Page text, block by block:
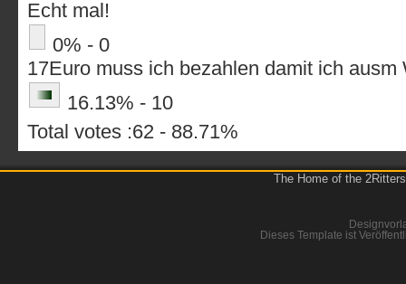
Echt mal!
0% - 0
17Euro muss ich bezahlen damit ich ausm
16.13% - 10
Total votes :62 - 88.71%
The Home of the
Dieses Template ist